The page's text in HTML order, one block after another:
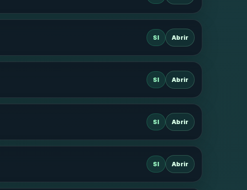
SI Abrir
SI Abrir
SI Abrir
SI Abrir